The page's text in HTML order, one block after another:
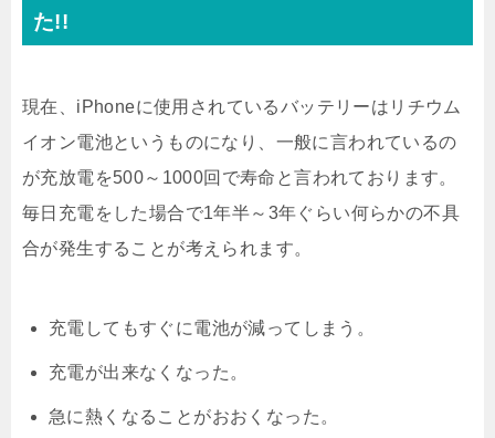
た!!
現在、iPhoneに使用されているバッテリーはリチウム
イオン電池というものになり、一般に言われているの
が充放電を500～1000回で寿命と言われております。
毎日充電をした場合で1年半～3年ぐらい何らかの不具
合が発生することが考えられます。
充電してもすぐに電池が減ってしまう。
充電が出来なくなった。
急に熱くなることがおおくなった。